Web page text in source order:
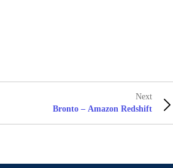
Next
Bronto – Amazon Redshift